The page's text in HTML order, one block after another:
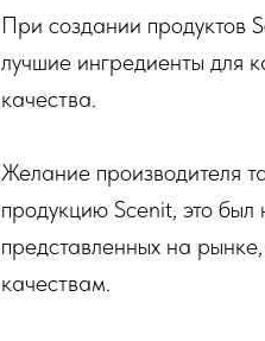
При создании продуктов
лучшие ингредиенты для
качества.
Желание производителя
продукцию Scenit, это
представленных на
качествам.